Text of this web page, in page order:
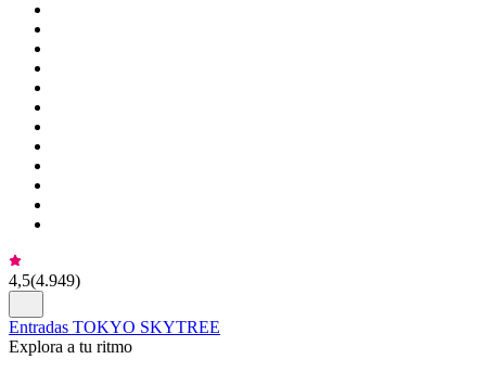
4,5(4.949)
Entradas TOKYO SKYTREE
Explora a tu ritmo